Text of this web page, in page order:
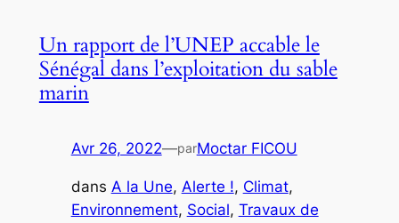
Un rapport de l’UNEP accable le
Sénégal dans l’exploitation du sable
marin
Avr 26, 2022—parMoctar FICOU
dans A la Une, Alerte !, Climat
Environnement, Social, Travaux de